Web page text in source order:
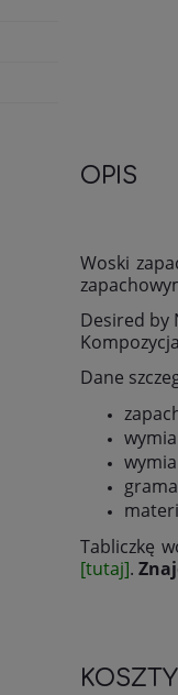
OPIS
Woski
Desired by
Dane
Tabliczkę
[tutaj].